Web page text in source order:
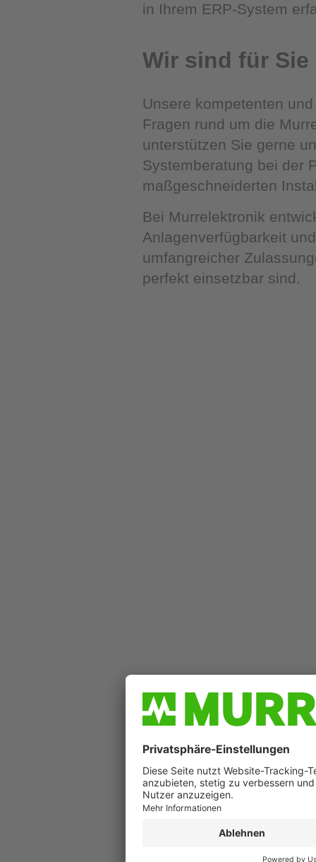
in Ihrem ERP-System
Wir sind für Sie
Unsere kompetenten
Fragen rund um die
unterstützen Sie gerne
Systemberatung bei der
maßgeschneiderten
Bei Murrelektronik
Anlagenverfügbarkeit
umfangreicher
perfekt einsetzbar sind.